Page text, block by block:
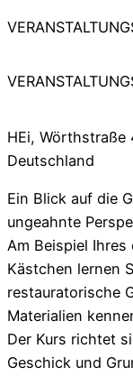
HEi, Wörthstraße
Deutschland
Ein Blick auf die
ungeahnte
Am Beispiel
Kästchen lernen
restauratorische
Materialien
Der Kurs richtet
Geschick und